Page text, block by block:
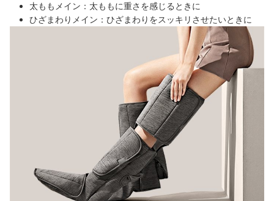
太ももメイン：太ももに重さを感じるときに
ひざまわりメイン：ひざまわりをスッキリさせたいときに